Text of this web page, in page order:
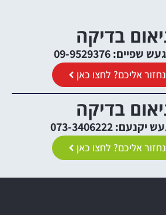
בדיקה
09-9529376
אליכם? לחצו כאן
בדיקה
073-3406222
אליכם? לחצו כאן